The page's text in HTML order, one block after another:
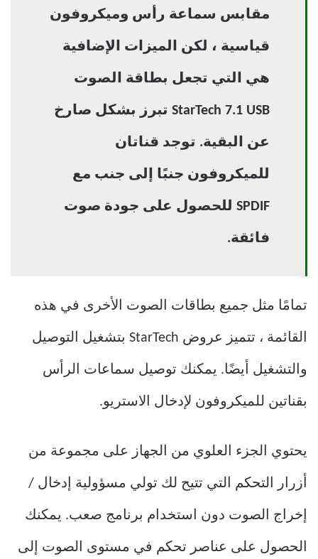
مقابس سماعة رأس وميكروفون
قياسية ، لكن الميزات الإضافية
هي التي تجعل بطاقة الصوت
StarTech 7.1 USB تبرز بشكل صارخ
عن البقية. توجد قناتان
للميكروفون جنبًا إلى جنب مع
SPDIF للحصول على جودة صوت
فائقة.
تمامًا مثل جميع بطاقات الصوت الأخرى في هذه
القائمة ، تتميز عروض StarTech بتشغيل التوصيل
والتشغيل أيضًا. يمكنك توصيل سماعات الرأس
بقناتين للميكروفون لإدخال الاستريو.
يحتوي الجزء العلوي من الجهاز على مجموعة من
أزرار التحكم التي تتيح لك تولي مسؤولية إدخال /
إخراج الصوت دون استخدام برنامج صعب. يمكنك
الحصول على عناصر تحكم في مستوى الصوت إلى